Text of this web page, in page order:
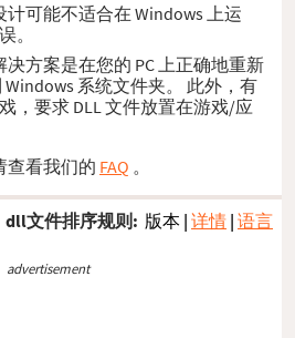
计可能不适合在 Windows 上运
。
方案是在您的 PC 上正确地重新
系统文件夹。 此外，有
，要求 DLL 文件放置在游戏/应
查看我们的 FAQ 。
dll文件排序规则: 版本 | 详情 | 语言
advertisement